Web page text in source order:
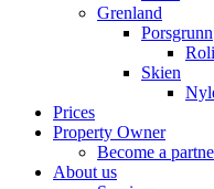
Grenland
Porsgrunn
Skien
Prices
Property Owner
Become a
About us